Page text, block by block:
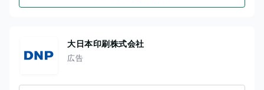
大日本印刷株式会社
広告